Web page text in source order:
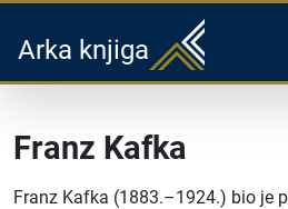
Arka knjiga
Franz Kafka
Franz Kafka (1883.–1924.) bio je